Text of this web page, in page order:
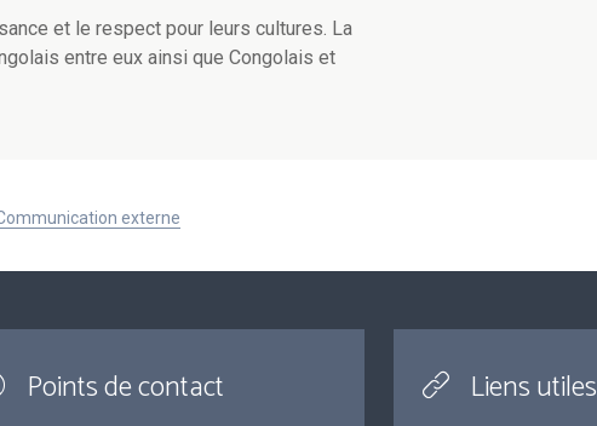
et le respect pour leurs cultures. La
entre eux ainsi que Congolais et
externe
Points de contact Liens utiles